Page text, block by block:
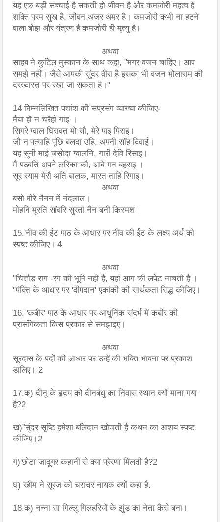
यह एक बड़ी सच्चाई है सकती हो जीवन है और कमजोरी महत्व है
शक्ति परम सुख है, जीवन अजर अमर है। कमजोरी कभी ना हटने
वाला बोझ और यंत्रण है कमजोरी ही मृत्यु है।
अथवा
साहब ने कुटिल मुस्कान के साथ कहा, "मगर वजन चाहिए। आप
समझे नहीं। जैसे आपकी सुंदर वीरा है इसका भी वजन भोलाराम की
दरख्वास्त पर रखा जा सकता है।"
14 निम्नलिखित पद्यांश की सप्रसंग व्याख्या कीजिए-
मैया हौ न चरैहो गाइ ।
सिगरे ग्वाल घिरावत मो सौ, मेरे पाइ पिराइ।
जौ न पत्याहि पूछि बलदा उहि, अपनी सॉह दिवाई।
यह सुनी माई जसोदा ग्वालनि, गारी देवि रिसाइ।
मैं पठवति अपने लरिका कौ, आवे मन बहराइ ।
सूर स्याम मेरौ अति बालक, मारत ताहि रिगाइ।
अथवा
बसो मोरे नैनन में नंदलाल।
मोहनि मूरति सॉवरि सुरती नैन बनी किस्मश।
15.'नीव की ईट पाठ के आधार पर नीव की ईट के लक्ष्य अर्थ को
स्पष्ट कीजिए। 4
अथवा
"चित्तौड़ राग -रंग की भूमि नहीं है, यहां आग की लपेट नाचती है ।
"पंक्ति के आधार पर 'दीपदान' एकांकी की सार्थकता सिद्ध कीजिए।
16. 'कबीर' पाठ के आधार पर आधुनिक संदर्भ में कबीर की
प्रासंगिकता किस प्रकार से समझाइए।
अथवा
सूरदास के पदों की आधार पर उन्हें की भक्ति भावना पर प्रकाश
डालिए। 2
17.क) दीनू के हृदय को दीनबंधु का निवास स्थान क्यों माना गया
है?2
ख)"सुंदर सृष्टि हमेशा बलिदान खोजती है कथन का आशय स्पष्ट
कीजिए।2
ग)'छोटा जादूगर कहानी से क्या प्रेरणा मिलती है?2
घ) रहीम ने सूरज को चराचर नायक क्यों कहा है.
18.क) नन्ना सा गिल्लू गिलहरियों के झुंड का नेता कैसे बना।